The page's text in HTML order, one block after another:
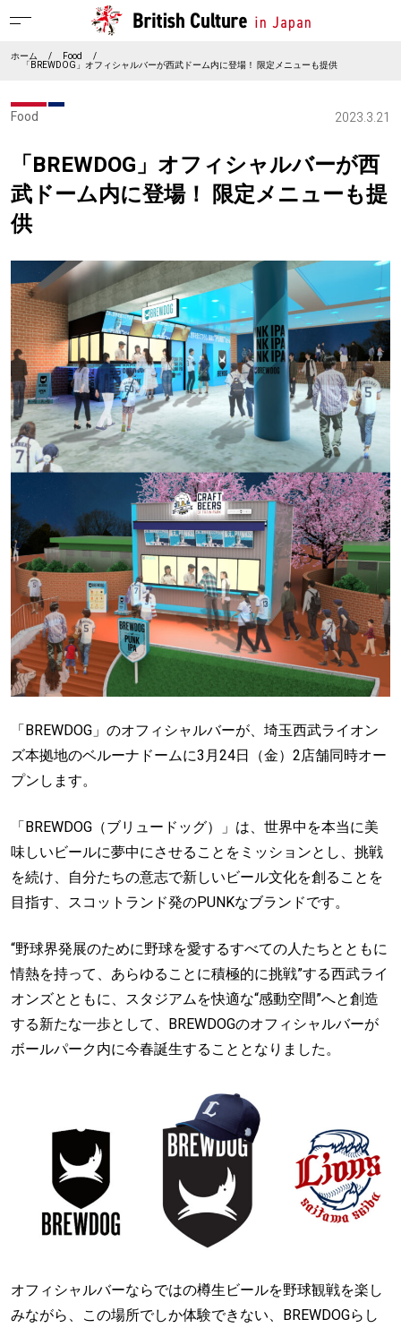
ホーム / Food /
「BREWDOG」オフィシャルバーが西武ドーム内に登場！ 限定メニューも提供
Food 2023.3.21
「BREWDOG」オフィシャルバーが西
武ドーム内に登場！ 限定メニューも提
供
「BREWDOG」のオフィシャルバーが、埼玉西武ライオン
ズ本拠地のベルーナドームに3月24日（金）2店舗同時オー
プンします。
「BREWDOG（ブリュードッグ）」は、世界中を本当に美
味しいビールに夢中にさせることをミッションとし、挑戦
を続け、自分たちの意志で新しいビール文化を創ることを
目指す、スコットランド発のPUNKなブランドです。
“野球界発展のために野球を愛するすべての人たちとともに
情熱を持って、あらゆることに積極的に挑戦”する西武ライ
オンズとともに、スタジアムを快適な“感動空間”へと創造
する新たな一歩として、BREWDOGのオフィシャルバーが
ボールパーク内に今春誕生することとなりました。
オフィシャルバーならではの樽生ビールを野球観戦を楽し
みながら、この場所でしか体験できない、BREWDOGらし